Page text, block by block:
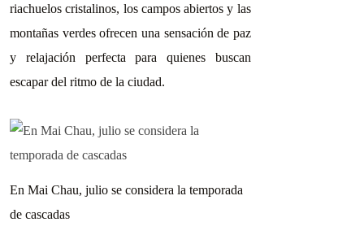
riachuelos cristalinos, los campos abiertos y las
montañas verdes ofrecen una sensación de paz
y relajación perfecta para quienes buscan
escapar del ritmo de la ciudad.
En Mai Chau, julio se considera la temporada
de cascadas